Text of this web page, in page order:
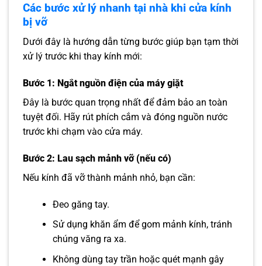
Các bước xử lý nhanh tại nhà khi cửa kính
bị vỡ
Dưới đây là hướng dẫn từng bước giúp bạn tạm thời
xử lý trước khi thay kính mới:
Bước 1: Ngắt nguồn điện của máy giặt
Đây là bước quan trọng nhất để đảm bảo an toàn
tuyệt đối. Hãy rút phích cắm và đóng nguồn nước
trước khi chạm vào cửa máy.
Bước 2: Lau sạch mảnh vỡ (nếu có)
Nếu kính đã vỡ thành mảnh nhỏ, bạn cần:
Đeo găng tay.
Sử dụng khăn ẩm để gom mảnh kính, tránh
chúng văng ra xa.
Không dùng tay trần hoặc quét mạnh gây